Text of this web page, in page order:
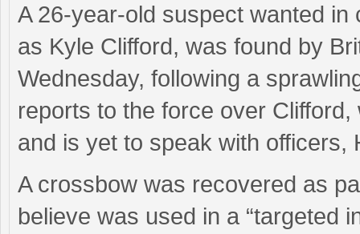
A 26-year-old suspect wanted
as Kyle Clifford, was found by
Wednesday, following a
reports to the force over
and is yet to speak with officers,
A crossbow was recovered as
believe was used in a “targeted